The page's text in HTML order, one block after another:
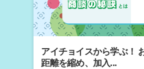
アイチョイスから学ぶ！
距離を縮め、加入...